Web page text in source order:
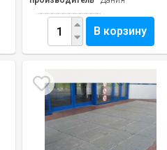
В корзину